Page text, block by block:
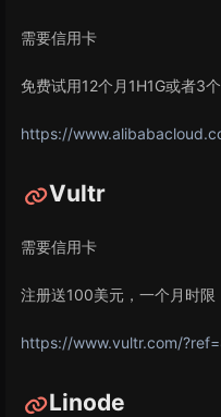
需要信用卡
免费试用12个月1H1G或者3
https://
Vultr
需要信用卡
注册送100美元，一个月时限
https://www.vultr.com/
Linode